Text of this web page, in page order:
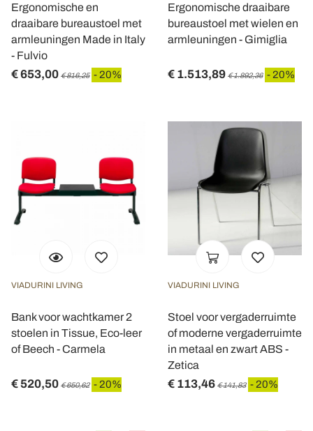
Ergonomische en
draaibare bureaustoel met
armleuningen Made in Italy
- Fulvio
€ 653,00 € 816,25 - 20%
Ergonomische draaibare
bureaustoel met wielen en
armleuningen - Gimiglia
€ 1.513,89 € 1.892,36 - 20%
VIADURINI LIVING
Bank voor wachtkamer 2
stoelen in Tissue, Eco-leer
of Beech - Carmela
€ 520,50 € 650,62 - 20%
VIADURINI LIVING
Stoel voor vergaderruimte
of moderne vergaderruimte
in metaal en zwart ABS -
Zetica
€ 113,46 € 141,83 - 20%